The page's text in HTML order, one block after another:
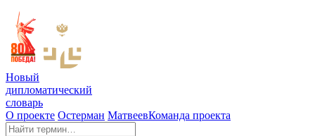
Новый
дипломатический
словарь
О проекте Остерман МатвеевКоманда проекта